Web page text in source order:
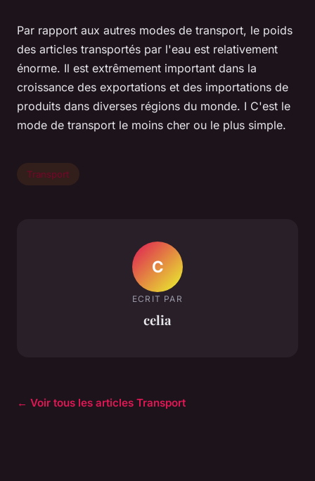
Par rapport aux autres modes de transport, le poids
des articles transportés par l'eau est relativement
énorme. Il est extrêmement important dans la
croissance des exportations et des importations de
produits dans diverses régions du monde. I C'est le
mode de transport le moins cher ou le plus simple.
Transport
C
ECRIT PAR
celia
← Voir tous les articles Transport